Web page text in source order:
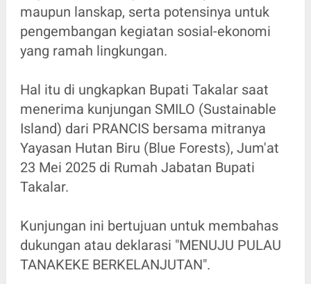
maupun lanskap, serta potensinya untuk
pengembangan kegiatan sosial-ekonomi
yang ramah lingkungan.
Hal itu di ungkapkan Bupati Takalar saat
menerima kunjungan SMILO (Sustainable
Island) dari PRANCIS bersama mitranya
Yayasan Hutan Biru (Blue Forests), Jum'at
23 Mei 2025 di Rumah Jabatan Bupati
Takalar.
Kunjungan ini bertujuan untuk membahas
dukungan atau deklarasi "MENUJU PULAU
TANAKEKE BERKELANJUTAN".